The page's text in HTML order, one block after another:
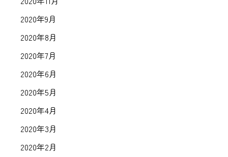
2020年9月
2020年8月
2020年7月
2020年6月
2020年5月
2020年4月
2020年3月
2020年2月